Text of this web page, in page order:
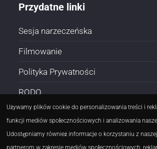
Przydatne linki
Sesja narzeczeńska
Filmowanie
Polityka Prywatności
RODO
Używamy plików cookie do personalizowania treści i
funkcji mediów społecznościowych i analizowania
Udostępniamy również informacje o korzystaniu z
partnerom w zakresie mediów społecznościowych,